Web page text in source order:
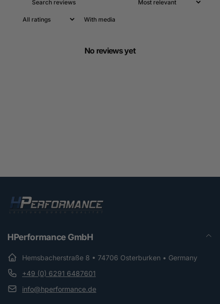
With media
No reviews yet
HPerformance GmbH
Hemsbacherstraße 8 • 74706 Osterburken • Germany
+49 (0) 6291 6487601
info@hperformance.de